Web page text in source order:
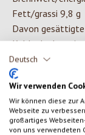
Deutsch
Wir verwenden
Wir können diese zur
Webseite zu
großartiges
von uns verwendeten
Fett/grassi 9,8 g
Davon
Kohlenhydrate/
Davon Zucker/di
Ballaststoffe/
Eiweiß/proteine
Salz/sale 1,0 g